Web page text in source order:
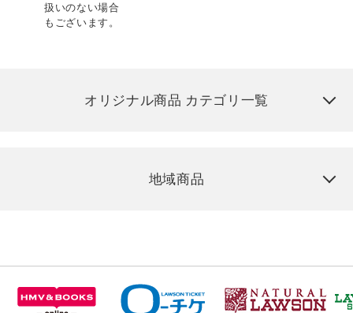
扱いのない場合
もございます。
オリジナル商品 カテゴリ一覧
地域商品